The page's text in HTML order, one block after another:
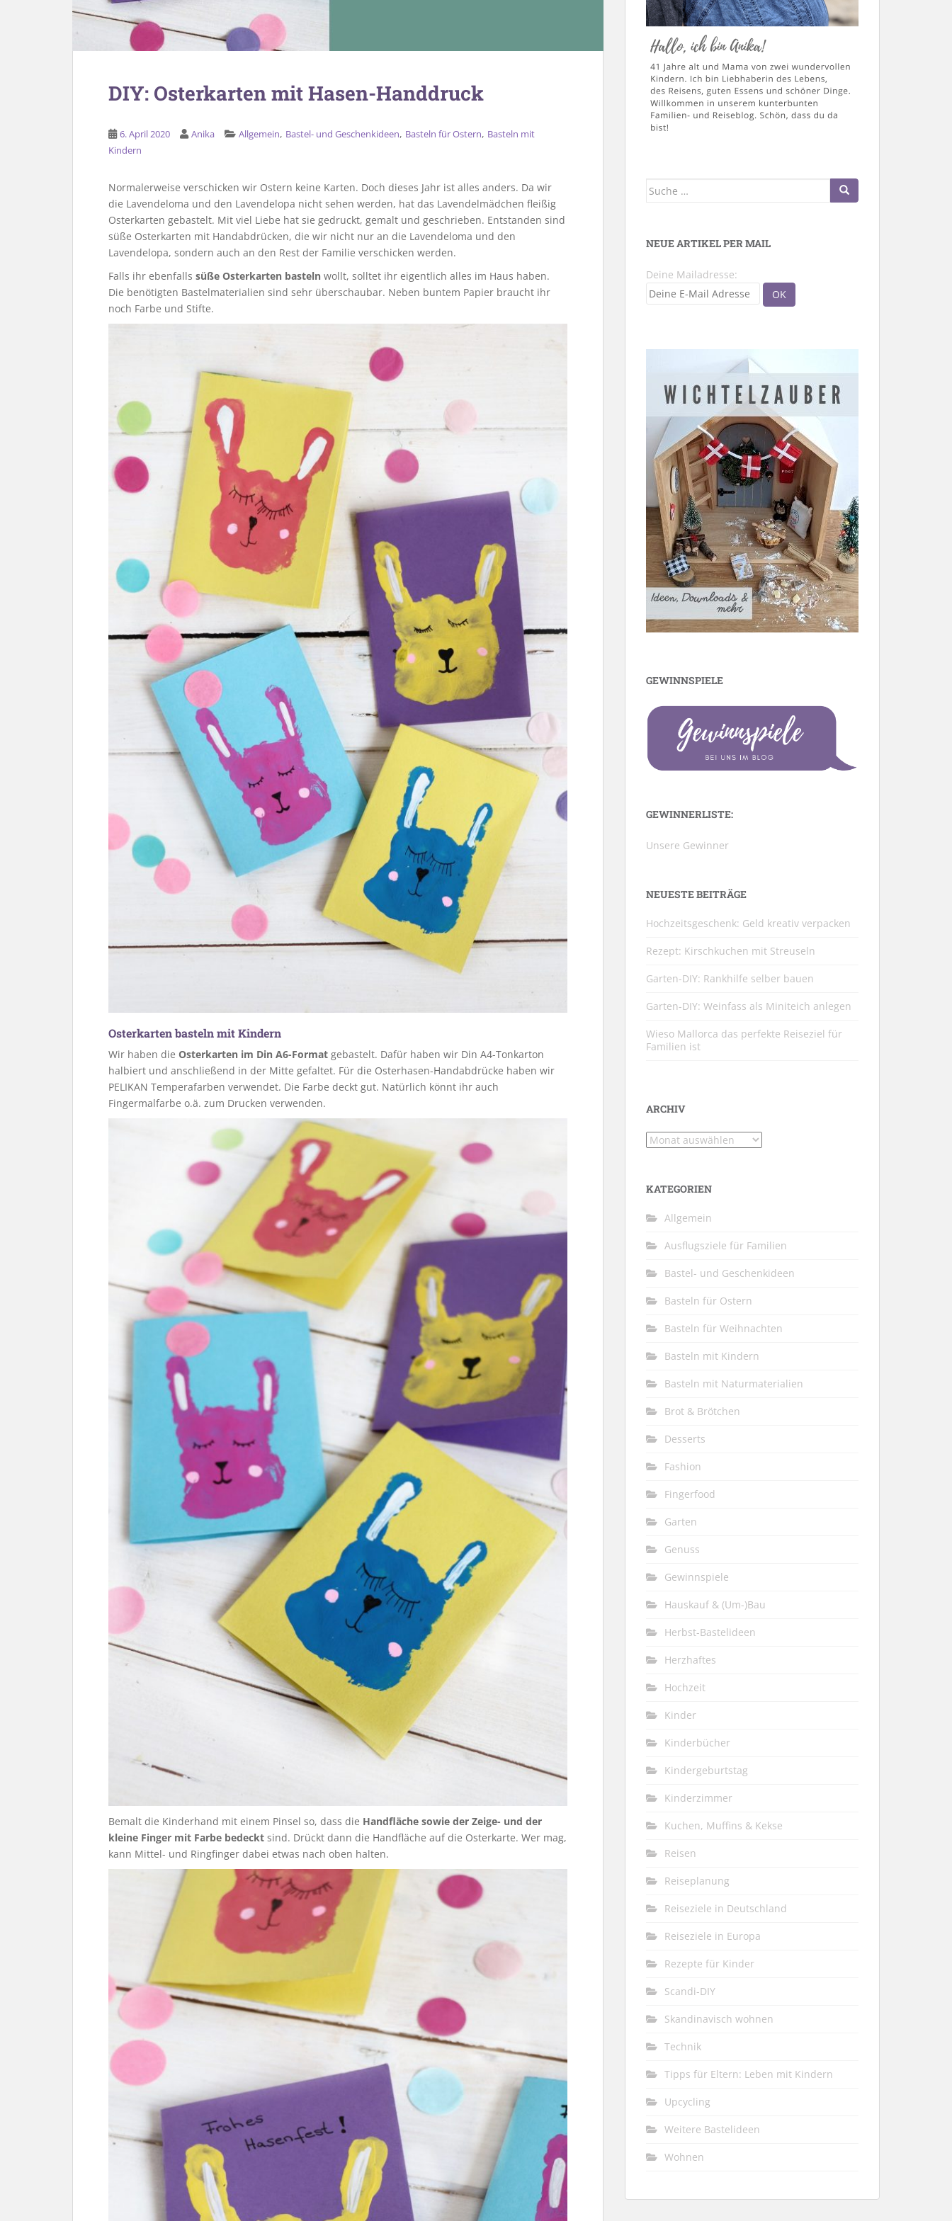
DIY: Osterkarten mit Hasen-Handdruck
6. April 2020 Anika Allgemein, Bastel- und Geschenkideen, Basteln für Ostern, Basteln mit
Kindern
Normalerweise verschicken wir Ostern keine Karten. Doch dieses Jahr ist alles anders. Da wir
die Lavendeloma und den Lavendelopa nicht sehen werden, hat das Lavendelmädchen fleißig
Osterkarten gebastelt. Mit viel Liebe hat sie gedruckt, gemalt und geschrieben. Entstanden sind
süße Osterkarten mit Handabdrücken, die wir nicht nur an die Lavendeloma und den
Lavendelopa, sondern auch an den Rest der Familie verschicken werden.
Falls ihr ebenfalls süße Osterkarten basteln wollt, solltet ihr eigentlich alles im Haus haben.
Die benötigten Bastelmaterialien sind sehr überschaubar. Neben buntem Papier braucht ihr
noch Farbe und Stifte.
Osterkarten basteln mit Kindern
Wir haben die Osterkarten im Din A6-Format gebastelt. Dafür haben wir Din A4-Tonkarton
halbiert und anschließend in der Mitte gefaltet. Für die Osterhasen-Handabdrücke haben wir
PELIKAN Temperafarben verwendet. Die Farbe deckt gut. Natürlich könnt ihr auch
Fingermalfarbe o.ä. zum Drucken verwenden.
Bemalt die Kinderhand mit einem Pinsel so, dass die Handfläche sowie der Zeige- und der
kleine Finger mit Farbe bedeckt sind. Drückt dann die Handfläche auf die Osterkarte. Wer mag,
kann Mittel- und Ringfinger dabei etwas nach oben halten.
Suche
NEUE ARTIKEL PER MAIL
Deine Mailadresse:
GEWINNSPIELE
GEWINNERLISTE:
Unsere Gewinner
NEUESTE BEITRÄGE
Hochzeitsgeschenk: Geld kreativ verpacken
Rezept: Kirschkuchen mit Streuseln
Garten-DIY: Rankhilfe selber bauen
Garten-DIY: Weinfass als Miniteich anlegen
Wieso Mallorca das perfekte Reiseziel für
Familien ist
ARCHIV
Archiv
KATEGORIEN
Allgemein
Ausflugsziele für Familien
Bastel- und Geschenkideen
Basteln für Ostern
Basteln für Weihnachten
Basteln mit Kindern
Basteln mit Naturmaterialien
Brot & Brötchen
Desserts
Fashion
Fingerfood
Garten
Genuss
Gewinnspiele
Hauskauf & (Um-)Bau
Herbst-Bastelideen
Herzhaftes
Hochzeit
Kinder
Kinderbücher
Kindergeburtstag
Kinderzimmer
Kuchen, Muffins & Kekse
Reisen
Reiseplanung
Reiseziele in Deutschland
Reiseziele in Europa
Rezepte für Kinder
Scandi-DIY
Skandinavisch wohnen
Technik
Tipps für Eltern: Leben mit Kindern
Upcycling
Weitere Bastelideen
Wohnen